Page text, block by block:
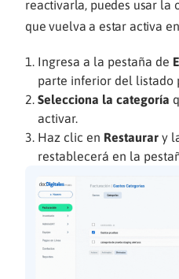
reactivarla, puedes usar la
que vuelva a estar activa
Ingresa a la pestaña de
parte inferior del listado
Selecciona la categoría
activar.
Haz clic en Restaurar y
restablecerá en la